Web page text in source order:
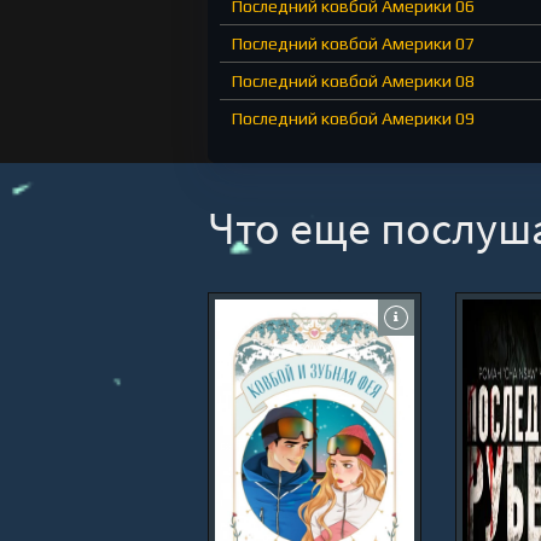
Последний ковбой Америки 06
Последний ковбой Америки 07
Последний ковбой Америки 08
Последний ковбой Америки 09
Последний ковбой Америки 12
Что еще